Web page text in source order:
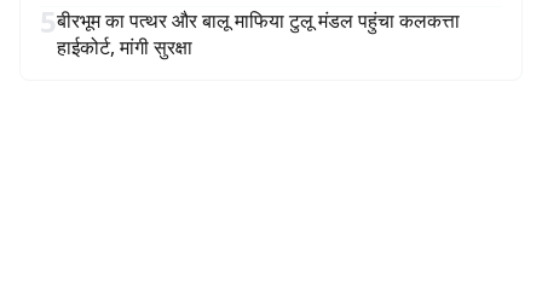
5बीरभूम का पत्थर और बालू माफिया टुलू मंडल पहुंचा कलकत्ता
हाईकोर्ट, मांगी सुरक्षा